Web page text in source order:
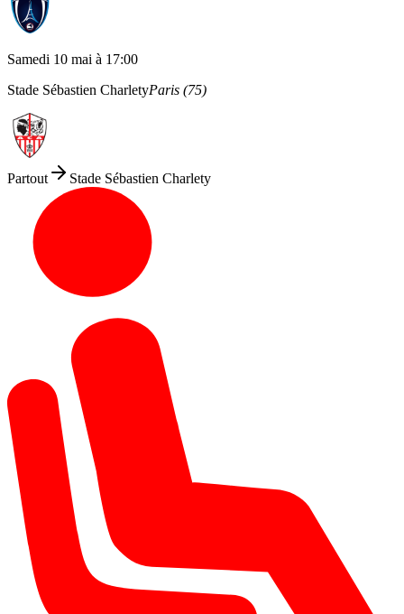
Samedi 10 mai à 17:00
Stade Sébastien CharletyParis (75)
Partout Stade Sébastien Charlety